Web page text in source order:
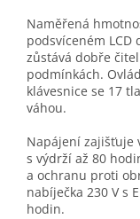
Naměřená
podsvíceném
zůstává dobře
podmínkách.
klávesnice se 17
váhou.
Napájení zajišťuje
s výdrží až 80
a ochranu proti
nabíječka 230 V s
hodin.